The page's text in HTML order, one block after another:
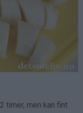
timer, men kan fint